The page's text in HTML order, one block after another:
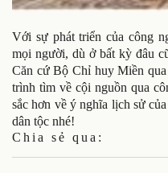
Với sự phát triển của công
mọi người, dù ở bất kỳ đâu
Căn cứ Bộ Chỉ huy Miền
trình tìm về cội nguồn qua
sắc hơn về ý nghĩa lịch sử
dân tộc nhé!
Chia sẻ qua: